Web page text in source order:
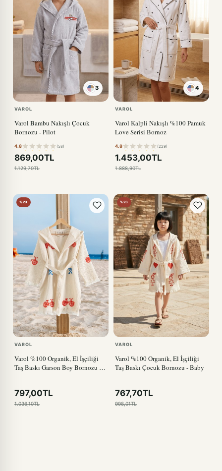
3
VAROL
Varol Bambu Nakışlı Çocuk
Bornozu - Pilot
4.8 (58)
869,00TL
1.129,70TL
4
KIRMIZI
VAROL
Varol Kalpli Nakışlı %100 Pamuk
Love Serisi Bornoz
4.8 (229)
1.453,00TL
1.888,90TL
%23
VAROL
Varol %100 Organik, El İşçiliği
Taş Baskı Garson Boy Bornozu -
797,00TL
1.036,10TL
%23
VAROL
Varol %100 Organik, El İşçiliği
Taş Baskı Çocuk Bornozu - Baby
767,70TL
998,01TL